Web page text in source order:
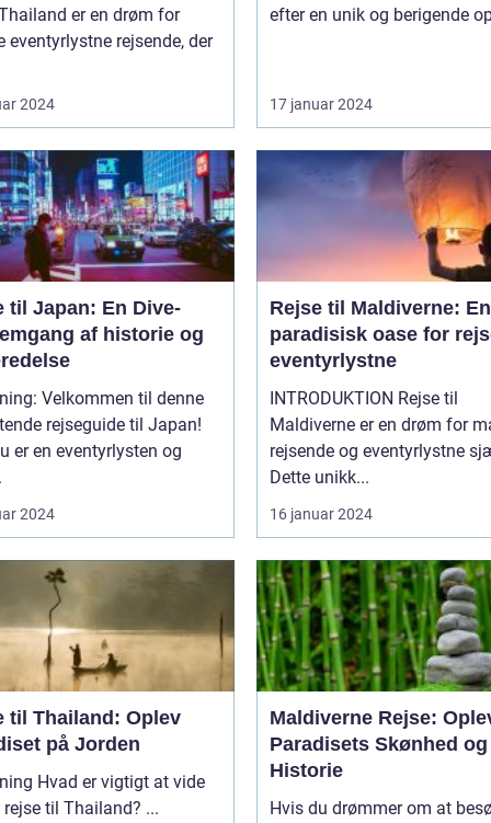
er en drøm for
eventyrlystne rejsende, der
2024
efter en unik og berigende
17 januar 2024
til Japan: En Dive-
af historie og
Velkommen til denne
rejseguide til Japan!
er en eventyrlysten og
2024
Rejse til Maldiverne: En
paradisisk oase for
eventyrlystne
INTRODUKTION Rejse til
Maldiverne er en drøm for
rejsende og eventyrlystne
Dette unikk...
16 januar 2024
til Thailand: Oplev
på Jorden
at vide
om en rejse til Thailand? ...
Maldiverne Rejse:
Paradisets Skønhed og
Historie
Hvis du drømmer om at